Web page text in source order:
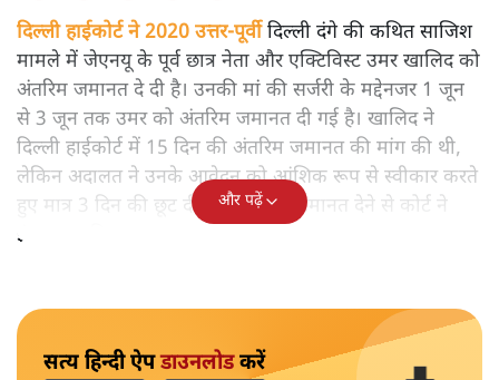
दिल्ली हाईकोर्ट ने 2020 उत्तर-पूर्वीदिल्ली दंगे की कथित साजिश
मामले में जेएनयू के पूर्व छात्र नेता और एक्टिविस्ट उमर खालिद को
अंतरिम जमानत दे दी है। उनकी मां की सर्जरी के मद्देनजर 1 जून
से 3 जून तक उमर को अंतरिम जमानत दी गई है। खालिद ने
दिल्ली हाईकोर्ट में 15 दिन की अंतरिम जमानत की मांग की थी,
लेकिन अदालत ने उनके आवेदन को आंशिक रूप से स्वीकार करते
हुए मात्र 3 दिन की छूट दी। इससे पहले जमानत देने से कोर्ट ने
इंकार कर दिया था।
और पढ़ें
सत्य हिन्दी ऐपडाउनलोडकरें